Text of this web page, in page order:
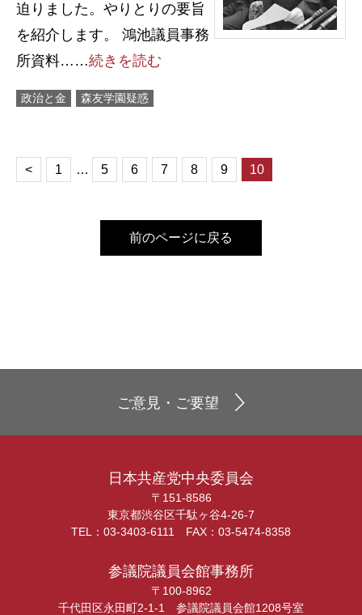
迫りました。やりとりの要旨
を紹介します。 鴻池議員事務
所資料……続きを読む
政治と金 森友学園疑惑
< 1 … 5 6 7 8 9 10
前のページに戻る
ご意見・ご要望
日本共産党中央委員会
〒151-8586
東京都渋谷区千駄ヶ谷4-26-7
TEL：03-3403-6111 FAX：03-5474-8358
参議院議員会館事務所
〒100-8962
千代田区永田町2-1-1 参議院議員会館1208号室